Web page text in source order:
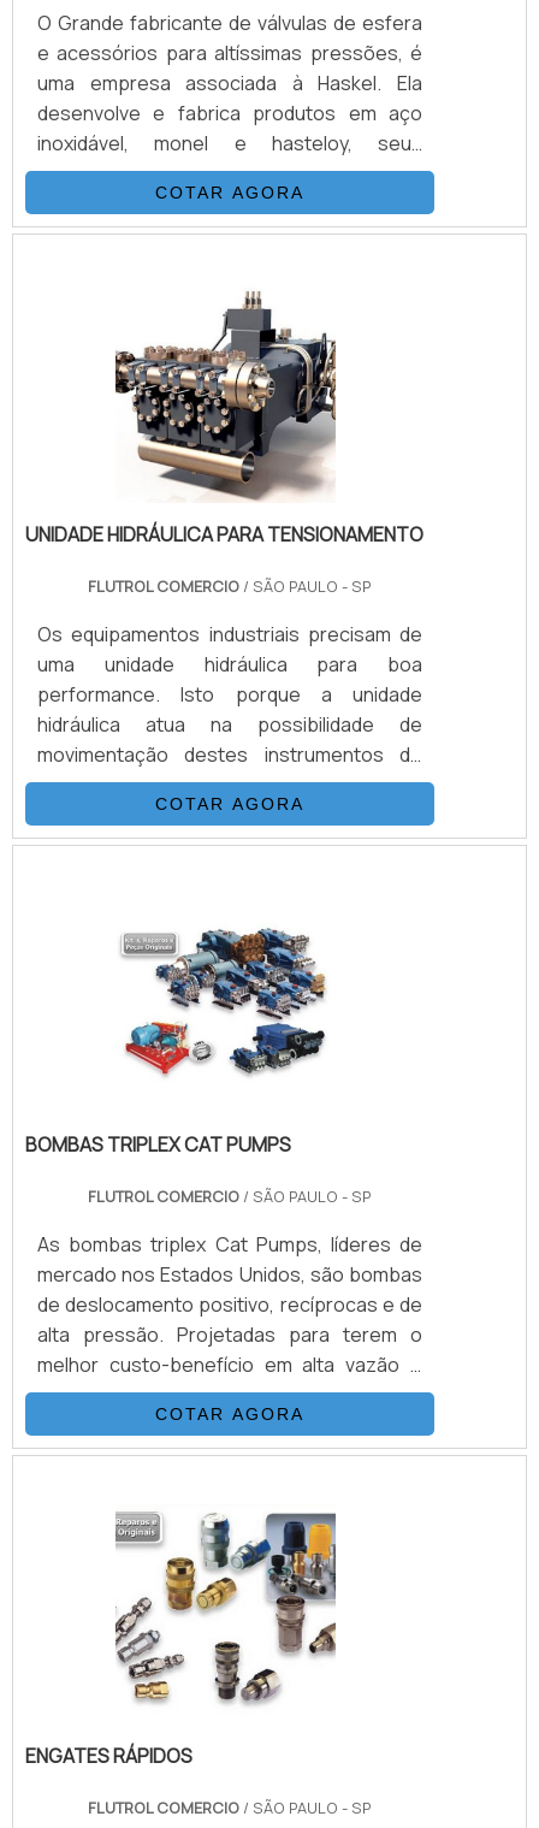
O Grande fabricante de válvulas de esfera
e acessórios para altíssimas pressões, é
uma empresa associada à Haskel. Ela
desenvolve e fabrica produtos em aço
inoxidável, monel e hasteloy, seus
principais ítens são Válvulas Esfera, Agulha,
Retenção, Tubos Conexões e Niple.
Também fornece equipamentos para sub-
IMPORTANTE DESTACAR ALGUMAS
VANTAGENS EM CONTAR COM O
PRODUTOSuas principais aplicações são
sistemas hidráulicos, equipamentos e
sistemas para gases e ap.
COTAR AGORA
UNIDADE HIDRÁULICA PARA TENSIONAMENTO
FLUTROL COMERCIO / SÃO PAULO - SP
Os equipamentos industriais precisam de
uma unidade hidráulica para boa
performance. Isto porque a unidade
hidráulica atua na possibilidade de
movimentação destes instrumentos de
diferentes setores da indústria.Nada mais é
do que um conjunto de componentes,
como o termo já diz, hidráulicos, que
desde uma extrusora até uma prensa de
papel.DETALHES IMPORTANTES SOBRE O
PRODUTOPara que a unidade hidráulica
esteja adequ.
COTAR AGORA
BOMBAS TRIPLEX CAT PUMPS
FLUTROL COMERCIO / SÃO PAULO - SP
As bombas triplex Cat Pumps, líderes de
mercado nos Estados Unidos, são bombas
de deslocamento positivo, recíprocas e de
alta pressão. Projetadas para terem o
melhor custo-benefício em alta vazão e
baixa pulsação, são construídas com
materiais de altíssima qualidade, produzidas
sob baixa tolerância, totalmente testadas,
principal característica altas vazões, até 54
L/min e pressões até 7.000 psi.As Bombas
Cat Pumps operam com três pistões de
cerâmicas, os.
COTAR AGORA
ENGATES RÁPIDOS
FLUTROL COMERCIO / SÃO PAULO - SP